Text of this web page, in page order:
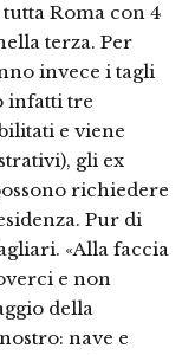
Roma con 4
terza. Per
invece i tagli
infatti tre
e viene
gli ex
richiedere
Pur di
«Alla faccia
e non
della
nave e